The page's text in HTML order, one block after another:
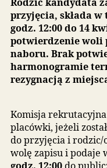
w przypadku
na pierwszym
lub jeżeli po jego
szkoła nadal
drugim etapie
określone w
sprawie
wartości
do publicznych
przedszkolnych w